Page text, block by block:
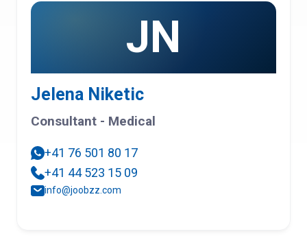
JN
Jelena Niketic
Consultant - Medical
+41 76 501 80 17
+41 44 523 15 09
info@joobzz.com